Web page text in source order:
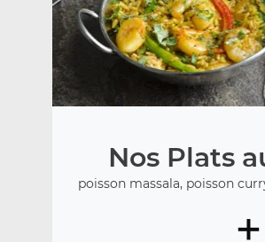
Nos Plats
poisson massala, poisson
+